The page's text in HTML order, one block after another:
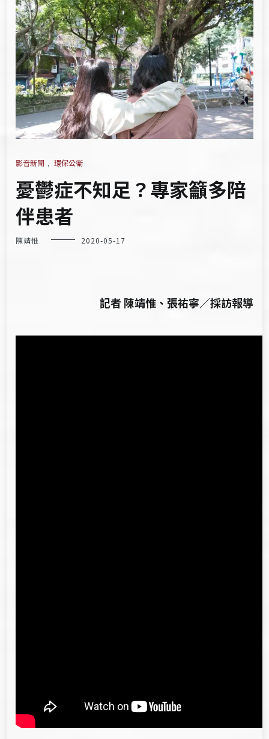
影音新聞 , 環保公衛
憂鬱症不知足？專家籲多陪
伴患者
陳靖惟 2020-05-17
記者 陳靖惟、張祐寧／採訪報導